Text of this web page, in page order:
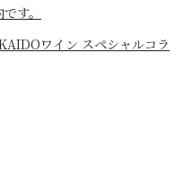
す。
ワイン スペシャルコラ